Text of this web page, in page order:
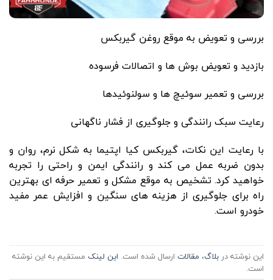
بررسی و تعویض به موقع روغن گیربکس
بازدید و تعویض بوش ها و اتصالات فرسوده
بررسی و تعمیر سوئیچ ها و سولنوئیدها
رعایت سبک رانندگی و جلوگیری از فشار ناگهانی
با رعایت این نکات، گیربکس کیا اپتیما به شکل نرم، روان و
بدون ضربه عمل می کند و رانندگی ایمن و راحتی را تجربه
خواهید کرد. تشخیص به موقع مشکل و تعمیر حرفه ای بهترین
راه برای جلوگیری از هزینه های سنگین و افزایش عمر مفید
خودرو است.
این نوشته در بلاگ، مقالات ارسال شده است. این لینک مستقیم به این نوشته
است.